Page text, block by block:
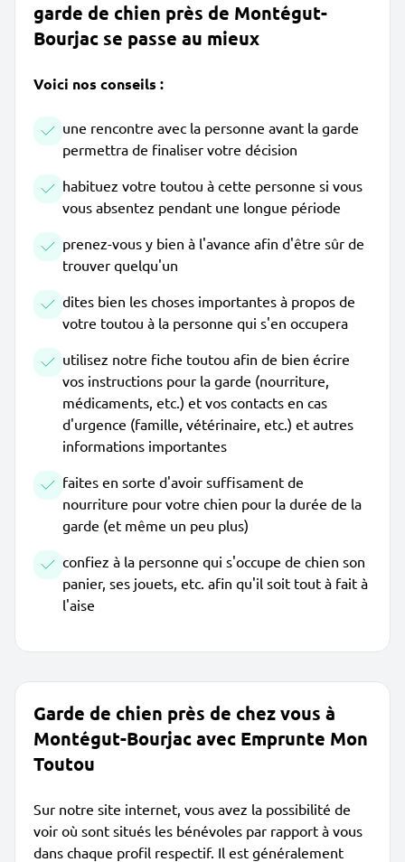
garde de chien près de Montégut-
Bourjac se passe au mieux
Voici nos conseils :
une rencontre avec la personne avant la garde
permettra de finaliser votre décision
habituez votre toutou à cette personne si vous
vous absentez pendant une longue période
prenez-vous y bien à l'avance afin d'être sûr de
trouver quelqu'un
dites bien les choses importantes à propos de
votre toutou à la personne qui s'en occupera
utilisez notre fiche toutou afin de bien écrire
vos instructions pour la garde (nourriture,
médicaments, etc.) et vos contacts en cas
d'urgence (famille, vétérinaire, etc.) et autres
informations importantes
faites en sorte d'avoir suffisament de
nourriture pour votre chien pour la durée de la
garde (et même un peu plus)
confiez à la personne qui s'occupe de chien son
panier, ses jouets, etc. afin qu'il soit tout à fait à
l'aise
Garde de chien près de chez vous à
Montégut-Bourjac avec Emprunte Mon
Toutou
Sur notre site internet, vous avez la possibilité de
voir où sont situés les bénévoles par rapport à vous
dans chaque profil respectif. Il est généralement